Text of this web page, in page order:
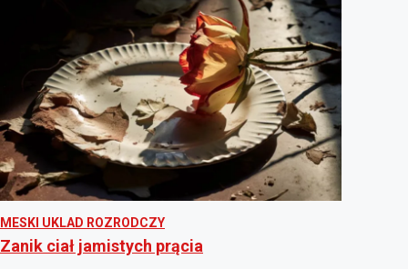
MESKI UKLAD ROZRODCZY
Zanik ciał jamistych prącia